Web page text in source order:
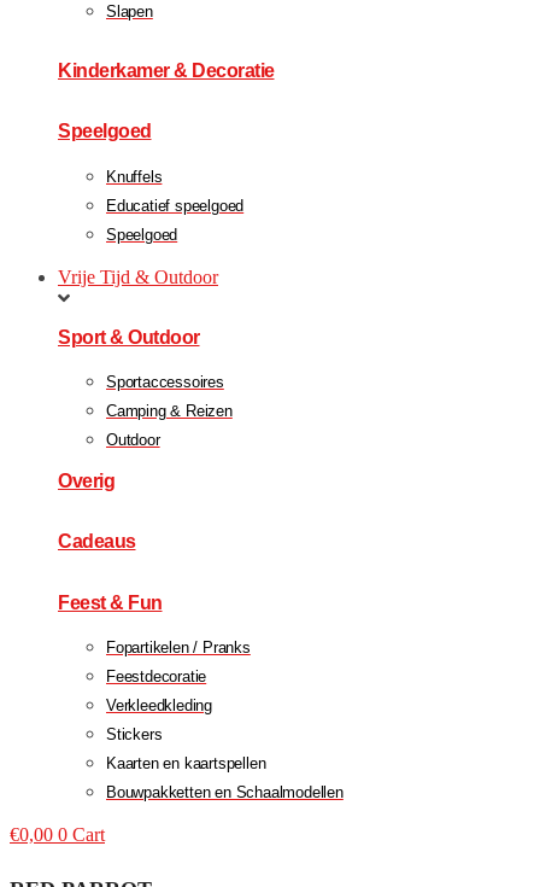
Slapen
Kinderkamer & Decoratie
Speelgoed
Knuffels
Educatief speelgoed
Speelgoed
Vrije Tijd & Outdoor
Sport & Outdoor
Sportaccessoires
Camping & Reizen
Outdoor
Overig
Cadeaus
Feest & Fun
Fopartikelen / Pranks
Feestdecoratie
Verkleedkleding
Stickers
Kaarten en kaartspellen
Bouwpakketten en Schaalmodellen
€0,00 0 Cart